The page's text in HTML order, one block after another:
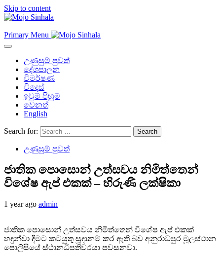
Skip to content
Primary Menu
උණුසුම් පුවත්
දේශපාලන
විමර්ෂණ
විදෙස්
ඉවුම් පිහුම්
වෙනත්
English
Search for:
උණුසුම් පුවත්
ජාතික පොසොන් උත්සවය නිමිත්තෙන්
විශේෂ ඇප් එකක් – හිරුණි ලක්ෂිකා
1 year ago admin
ජාතික පොසොන් උත්සවය නිමිත්තෙන් විශේෂ ඇප් එකක්
හඳුන්වා දීමට කටයුතු සූදානම් කර ඇති බව අනුරාධපුර මූලස්ථාන
පොලිසියේ ස්ථානධිපතිවරයා පවසනවා.